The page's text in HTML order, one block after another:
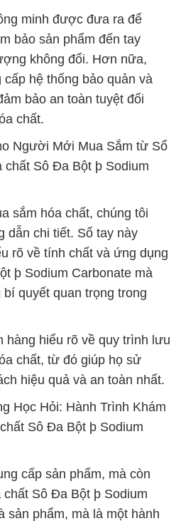
minh được đưa ra để
bảo sản phẩm đến tay
không đổi. Hơn nữa,
hệ thống bảo quản và
bảo an toàn tuyệt đối
chất.
Người Mới Mua Sắm từ Sổ
chất Sô Đa Bột þ Sodium
sắm hóa chất, chúng tôi
dẫn chi tiết. Sổ tay này
rõ về tính chất và ứng dụng
þ Sodium Carbonate mà
quyết quan trọng trong
hàng hiểu rõ về quy trình lưu
chất, từ đó giúp họ sử
hiệu quả và an toàn nhất.
Học Hỏi: Hành Trình Khám
Sô Đa Bột þ Sodium
cấp sản phẩm, mà còn
Sô Đa Bột þ Sodium
sản phẩm, mà là một hành